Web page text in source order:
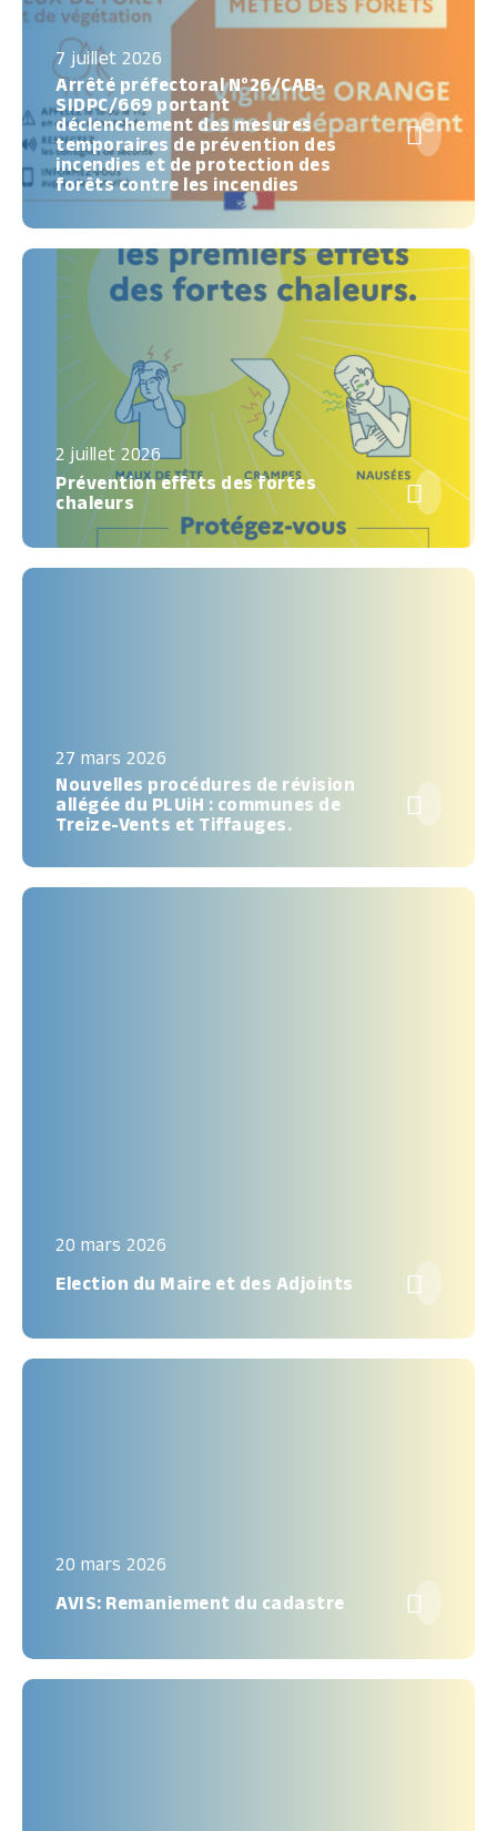
7 juillet 2026
Arrêté préfectoral N°26/CAB-
SIDPC/669 portant
déclenchement des mesures
temporaires de prévention des
incendies et de protection des
forêts contre les incendies

2 juillet 2026
Prévention effets des fortes
chaleurs

27 mars 2026
Nouvelles procédures de révision
allégée du PLUiH : communes de
Treize-Vents et Tiffauges.

20 mars 2026
Election du Maire et des Adjoints

20 mars 2026
AVIS: Remaniement du cadastre
